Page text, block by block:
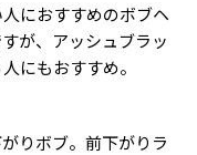
におすすめのボブヘ
が、アッシュブラッ
にもおすすめ。
りボブ。前下がりラ